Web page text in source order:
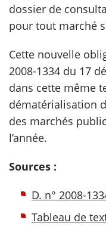
dossier de
pour tout marché
Cette nouvelle
2008-1334 du 17
dans cette même
dématérialisation
des marchés
l’année.
Sources :
D. n° 2008-
Tableau de